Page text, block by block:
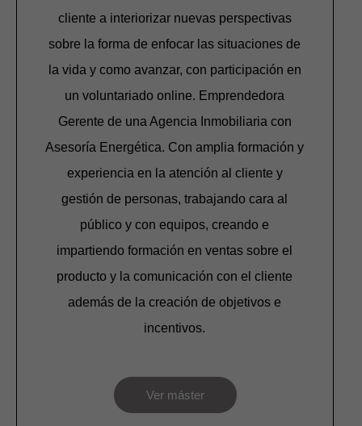
cliente a interiorizar nuevas perspectivas
sobre la forma de enfocar las situaciones de
la vida y como avanzar, con participación en
un voluntariado online. Emprendedora
Gerente de una Agencia Inmobiliaria con
Asesoría Energética. Con amplia formación y
experiencia en la atención al cliente y
gestión de personas, trabajando cara al
público y con equipos, creando e
impartiendo formación en ventas sobre el
producto y la comunicación con el cliente
además de la creación de objetivos e
incentivos.
Ver máster